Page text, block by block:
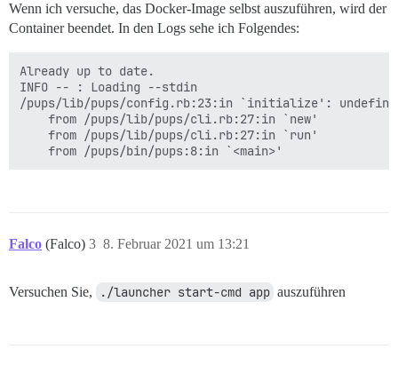
Wenn ich versuche, das Docker-Image selbst auszuführen, wird der
Container beendet. In den Logs sehe ich Folgendes:
Already up to date.
INFO -- : Loading --stdin
/pups/lib/pups/config.rb:23:in `initialize':
Falco (Falco) 8. Februar 2021 um 13:21
3
Versuchen Sie, ./launcher start-cmd app auszuführen